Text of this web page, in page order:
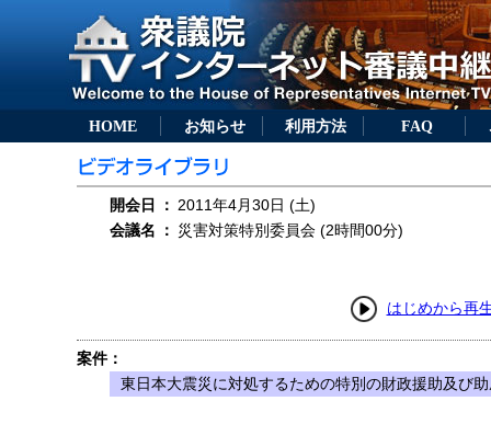
HOME お知らせ 利用方法 FAQ
開会日 ： 2011年4月30日 (土)
会議名
： 災害対策特別委員会 (2時間00分)
はじめから再
案件：
東日本大震災に対処するための特別の財政援助及び